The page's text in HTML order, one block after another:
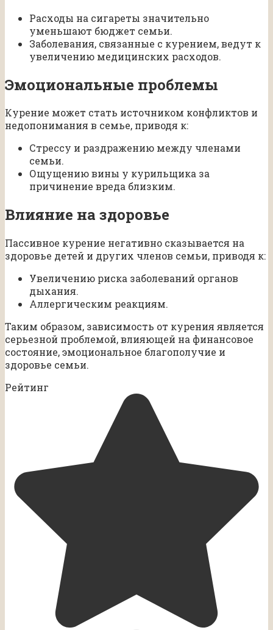
Расходы на сигареты значительно
уменьшают бюджет семьи.
Заболевания, связанные с курением, ведут к
увеличению медицинских расходов.
Эмоциональные проблемы
Курение может стать источником конфликтов и
недопонимания в семье, приводя к:
Стрессу и раздражению между членами
семьи.
Ощущению вины у курильщика за
причинение вреда близким.
Влияние на здоровье
Пассивное курение негативно сказывается на
здоровье детей и других членов семьи, приводя к:
Увеличению риска заболеваний органов
дыхания.
Аллергическим реакциям.
Таким образом, зависимость от курения является
серьезной проблемой, влияющей на финансовое
состояние, эмоциональное благополучие и
здоровье семьи.
Рейтинг